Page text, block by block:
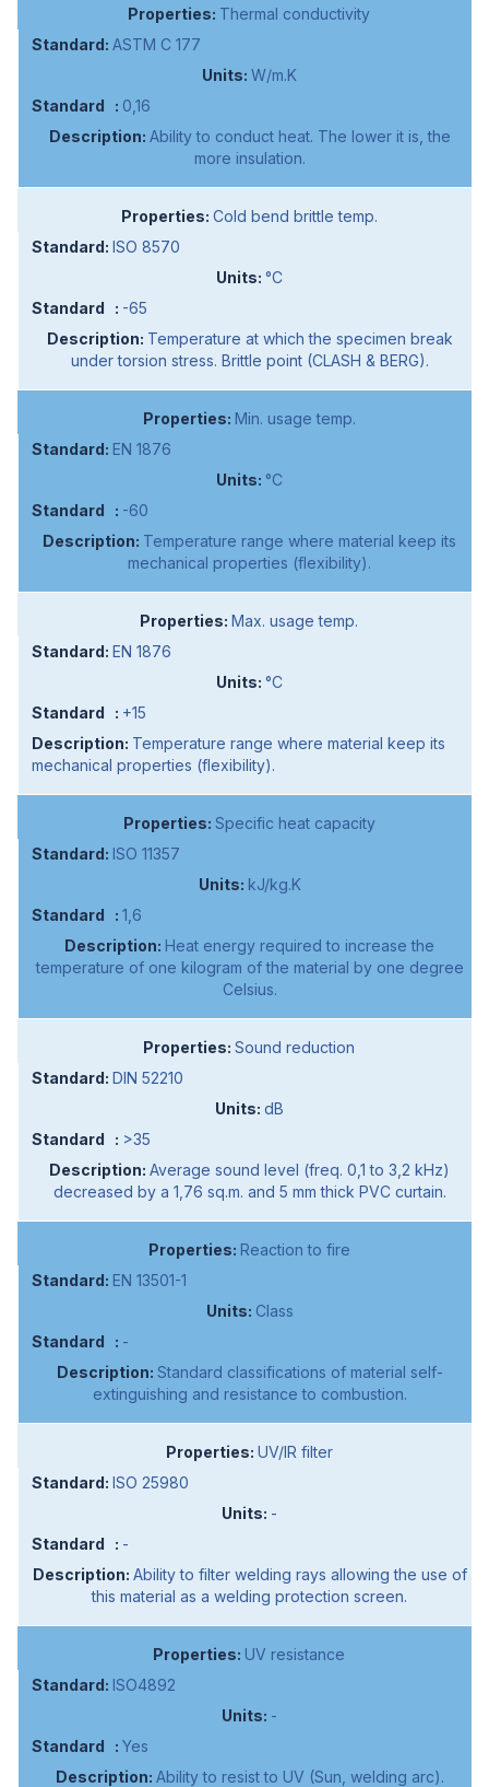
Thermal conductivity
ASTM C 177
W/m.K
0,16
Ability to conduct heat. The lower it is, the
more insulation.
Cold bend brittle temp.
ISO 8570
°C
-65
Temperature at which the specimen break
under torsion stress. Brittle point (CLASH & BERG).
Min. usage temp.
EN 1876
°C
-60
Temperature range where material keep its
mechanical properties (flexibility).
Max. usage temp.
EN 1876
°C
+15
Temperature range where material keep its
mechanical properties (flexibility).
Specific heat capacity
ISO 11357
kJ/kg.K
1,6
Heat energy required to increase the
temperature of one kilogram of the material by one degree
Celsius.
Sound reduction
DIN 52210
dB
>35
Average sound level (freq. 0,1 to 3,2 kHz)
decreased by a 1,76 sq.m. and 5 mm thick PVC curtain.
Reaction to fire
EN 13501-1
Class
-
Standard classifications of material self-
extinguishing and resistance to combustion.
UV/IR filter
ISO 25980
-
-
Ability to filter welding rays allowing the use of
this material as a welding protection screen.
UV resistance
ISO4892
-
Yes
Ability to resist to UV (Sun, welding arc).